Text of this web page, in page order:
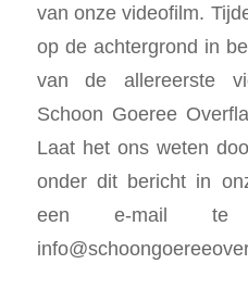
van onze videofilm.
op de achtergrond in
van de allereerste
Schoon Goeree
Laat het ons weten
onder dit bericht in
een e-mail